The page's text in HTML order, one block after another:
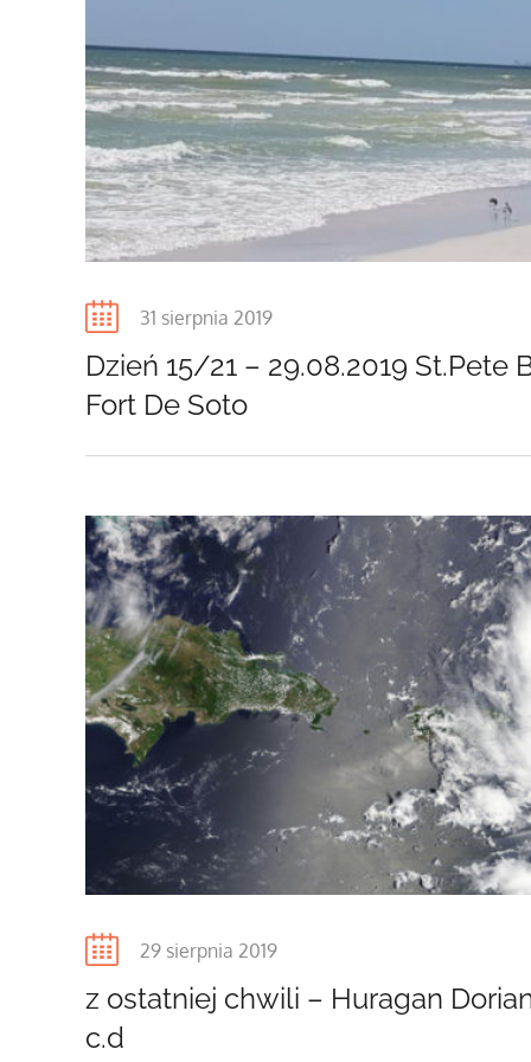
Posted
31 sierpnia 2019
Dzień 15/21 – 29.08.2019 St.Pete
Fort De Soto
Posted
29 sierpnia 2019
z ostatniej chwili – Huragan
c.d